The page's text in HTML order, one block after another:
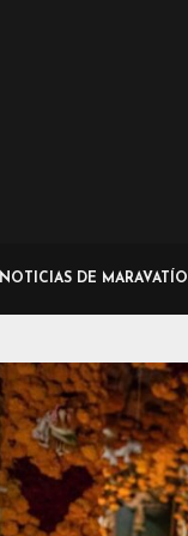
NOTICIAS DE MARAVATÍO